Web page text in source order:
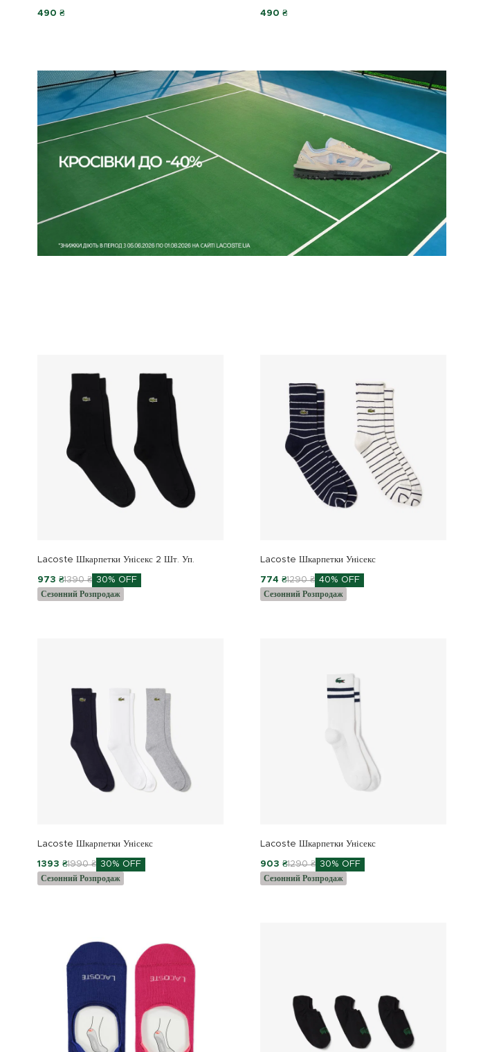
490 ₴ 490 ₴
Lacoste Шкарпетки Унісекс 2 Шт. Уп.
973 ₴1390 ₴ 30% OFF
Сезонний Розпродаж
Lacoste Шкарпетки Унісекс
774 ₴1290 ₴ 40% OFF
Сезонний Розпродаж
Lacoste Шкарпетки Унісекс
1393 ₴1990 ₴ 30% OFF
Сезонний Розпродаж
Lacoste Шкарпетки Унісекс
903 ₴1290 ₴ 30% OFF
Сезонний Розпродаж